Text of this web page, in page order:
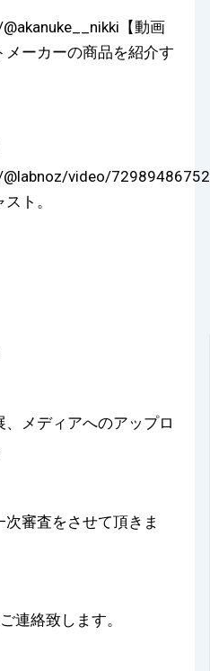
【動画
ーカーの商品を紹介す
video/
ト。
メディアへのアップロ
次審査をさせて頂きま
連絡致します。